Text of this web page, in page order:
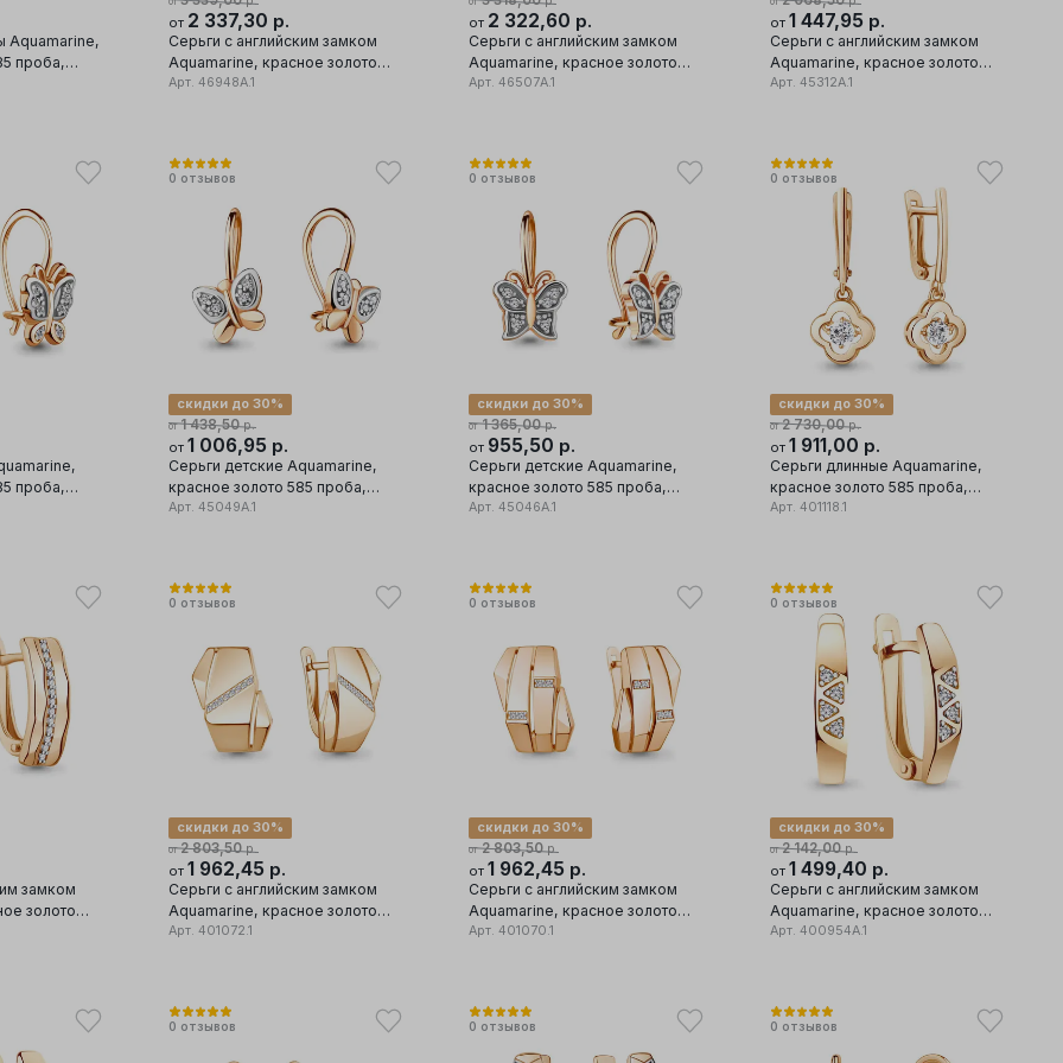
Aquamarine,
проба,
от 2 337,30 р.
Серьги с английским замком
Aquamarine, красное золото
585 проба, вставка фианит
Арт. 46948А.1
от 2 322,60 р.
Серьги с английским замком
Aquamarine, красное золото
585 проба, вставка фианит
Арт. 46507А.1
от 1 447,95 р.
Серьги с английским замком
Aquamarine, красное золото
585 проба, вставка фианит
Арт. 45312А.1
проба,
0 отзывов
от1 438,50р.
скидки до 30%
от 1 006,95 р.
Серьги детские Aquamarine,
красное золото 585 проба,
вставка фианит
Арт. 45049А.1
0 отзывов
от1 365,00р.
скидки до 30%
от 955,50 р.
Серьги детские Aquamarine,
красное золото 585 проба,
вставка фианит
Арт. 45046А.1
0 отзывов
от2 730,00р.
скидки до 30%
от 1 911,00 р.
Серьги длинные Aquamarine,
красное золото 585 проба,
вставка фианит
Арт. 401118.1
замком
золото
0 отзывов
от2 803,50р.
скидки до 30%
от 1 962,45 р.
Серьги с английским замком
Aquamarine, красное золото
585 проба, вставка фианит
Арт. 401072.1
0 отзывов
от2 803,50р.
скидки до 30%
от 1 962,45 р.
Серьги с английским замком
Aquamarine, красное золото
585 проба, вставка фианит
Арт. 401070.1
0 отзывов
от2 142,00р.
скидки до 30%
от 1 499,40 р.
Серьги с английским замком
Aquamarine, красное золото
585 проба, вставка фианит
Арт. 400954А.1
0 отзывов 0 отзывов 0 отзывов